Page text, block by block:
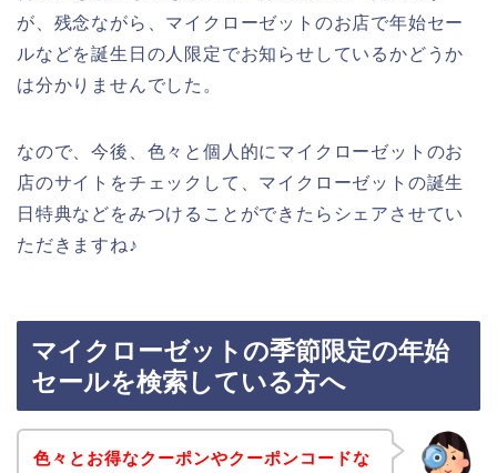
が、残念ながら、マイクローゼットのお店で年始セー
ルなどを誕生日の人限定でお知らせしているかどうか
は分かりませんでした。
なので、今後、色々と個人的にマイクローゼットのお
店のサイトをチェックして、マイクローゼットの誕生
日特典などをみつけることができたらシェアさせてい
ただきますね♪
マイクローゼットの季節限定の年始
セールを検索している方へ
色々とお得なクーポンやクーポンコードな